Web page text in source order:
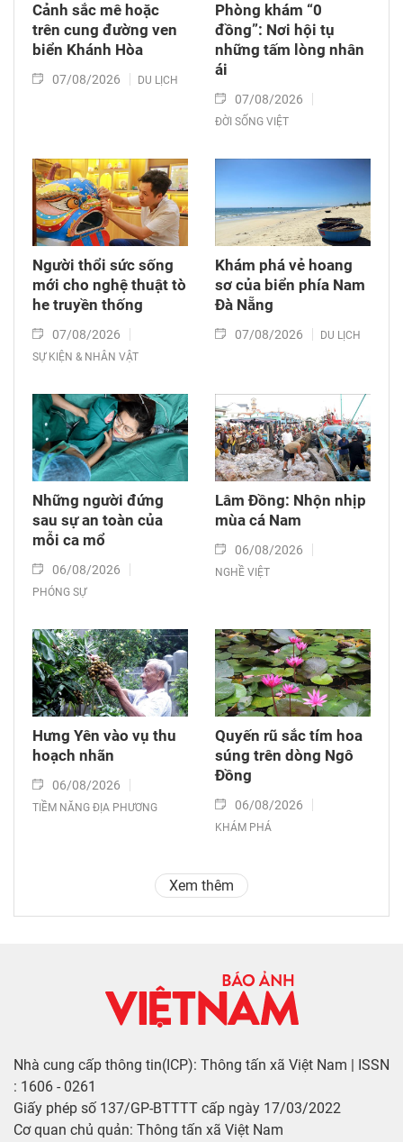
Cảnh sắc mê hoặc
trên cung đường ven
biển Khánh Hòa
07/08/2026 DU LỊCH
Phòng khám “0
đồng”: Nơi hội tụ
những tấm lòng nhân
ái
07/08/2026
ĐỜI SỐNG VIỆT
Người thổi sức sống
mới cho nghệ thuật tò
he truyền thống
07/08/2026
SỰ KIỆN & NHÂN VẬT
Khám phá vẻ hoang
sơ của biển phía Nam
Đà Nẵng
07/08/2026 DU LỊCH
Những người đứng
sau sự an toàn của
mỗi ca mổ
06/08/2026
PHÓNG SỰ
Lâm Đồng: Nhộn nhịp
mùa cá Nam
06/08/2026
NGHỀ VIỆT
Hưng Yên vào vụ thu
hoạch nhãn
06/08/2026
TIỀM NĂNG ĐỊA PHƯƠNG
Quyến rũ sắc tím hoa
súng trên dòng Ngô
Đồng
06/08/2026
KHÁM PHÁ
Xem thêm
Nhà cung cấp thông tin(ICP): Thông tấn xã Việt Nam | ISSN
: 1606 - 0261
Giấy phép số 137/GP-BTTTT cấp ngày 17/03/2022
Cơ quan chủ quản: Thông tấn xã Việt Nam